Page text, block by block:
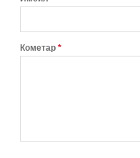
Кометар *